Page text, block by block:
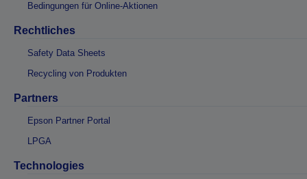
Bedingungen für Online-Aktionen
Rechtliches
Safety Data Sheets
Recycling von Produkten
Partners
Epson Partner Portal
LPGA
Technologies